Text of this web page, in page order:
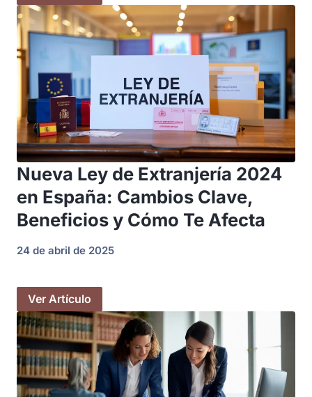
Nueva Ley de Extranjería 2024
en España: Cambios Clave,
Beneficios y Cómo Te Afecta
24 de abril de 2025
Ver Artículo